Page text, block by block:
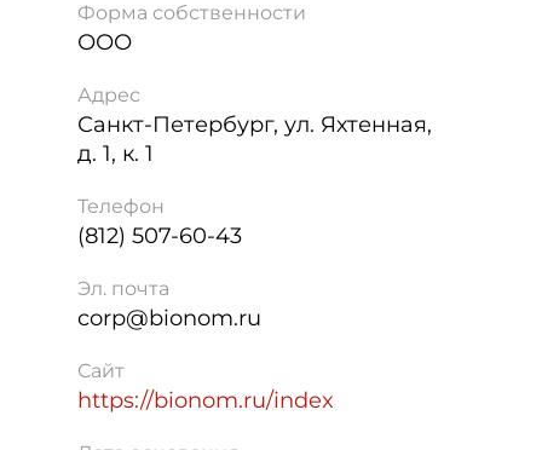
Форма собственности
ООО
Адрес
Санкт-Петербург, ул. Яхтенная,
д. 1, к. 1
Телефон
(812) 507-60-43
Эл. почта
corp@bionom.ru
Сайт
https://bionom.ru/index